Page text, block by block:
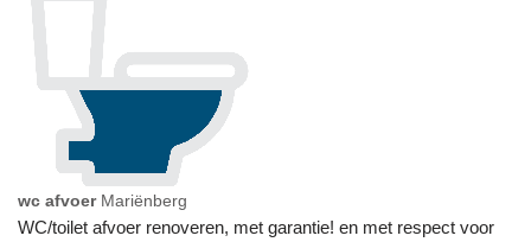
wc afvoer Mariënberg
WC/toilet afvoer renoveren, met garantie! en met respect voor